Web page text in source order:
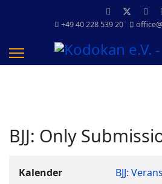
+49 40 228 539 20
BJJ: Only
Kalender
BJJ: